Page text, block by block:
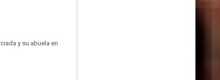
y su abuela en